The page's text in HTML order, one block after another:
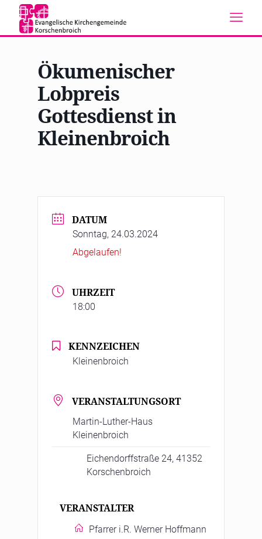
Ökumenischer
Lobpreis
Gottesdienst in
Kleinenbroich
DATUM
Sonntag, 24.03.2024
Abgelaufen!
UHRZEIT
18:00
KENNZEICHEN
Kleinenbroich
VERANSTALTUNGSORT
Martin-Luther-Haus
Kleinenbroich
Eichendorffstraße 24, 41352
Korschenbroich
VERANSTALTER
Pfarrer i.R. Werner Hoffmann